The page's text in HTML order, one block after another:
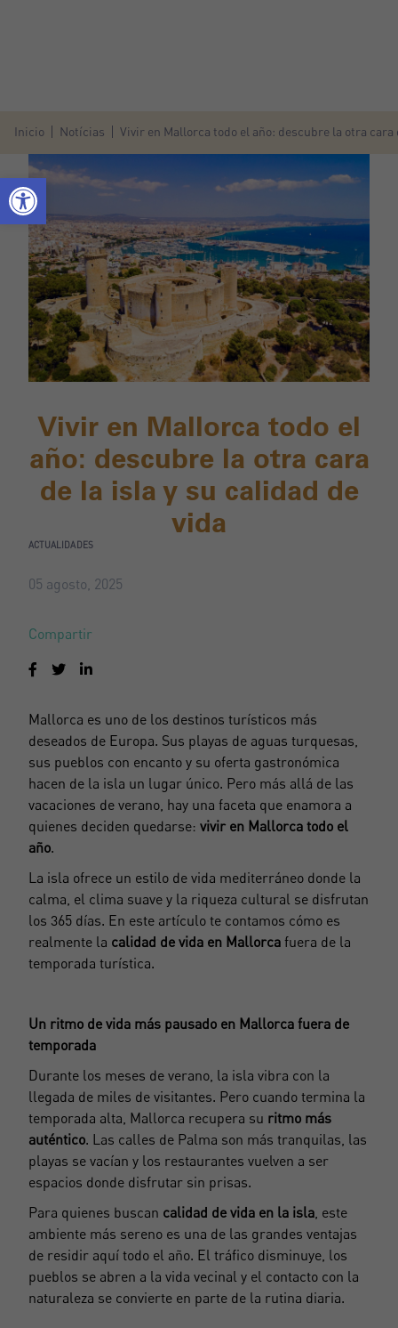
Inicio Notícias Vivir en Mallorca todo el año: descubre la otra cara
Vivir en Mallorca todo el
año: descubre la otra cara
de la isla y su calidad de
vida
ACTUALIDADES
05 agosto, 2025
Compartir
Mallorca es uno de los destinos turísticos más
deseados de Europa. Sus playas de aguas turquesas,
sus pueblos con encanto y su oferta gastronómica
hacen de la isla un lugar único. Pero más allá de las
vacaciones de verano, hay una faceta que enamora a
quienes deciden quedarse: vivir en Mallorca todo el
año.
La isla ofrece un estilo de vida mediterráneo donde la
calma, el clima suave y la riqueza cultural se disfrutan
los 365 días. En este artículo te contamos cómo es
realmente la calidad de vida en Mallorca fuera de la
temporada turística.
Un ritmo de vida más pausado en Mallorca fuera de
temporada
Durante los meses de verano, la isla vibra con la
llegada de miles de visitantes. Pero cuando termina la
temporada alta, Mallorca recupera su ritmo más
auténtico. Las calles de Palma son más tranquilas, las
playas se vacían y los restaurantes vuelven a ser
espacios donde disfrutar sin prisas.
Para quienes buscan calidad de vida en la isla , este
ambiente más sereno es una de las grandes ventajas
de residir aquí todo el año. El tráfico disminuye, los
pueblos se abren a la vida vecinal y el contacto con la
naturaleza se convierte en parte de la rutina diaria.